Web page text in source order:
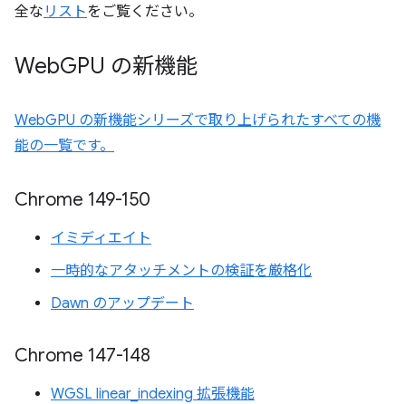
全な リストをご覧ください。
WebGPU の新機能
WebGPU の新機能シリーズで取り上げられたすべての機
能の一覧です。
Chrome 149-150
イミディエイト
一時的なアタッチメントの検証を厳格化
Dawn のアップデート
Chrome 147-148
WGSL linear_indexing 拡張機能